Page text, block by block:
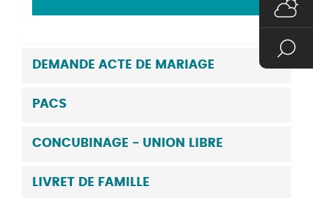
DEMANDE ACTE DE MARIAGE
PACS
CONCUBINAGE - UNION LIBRE
LIVRET DE FAMILLE